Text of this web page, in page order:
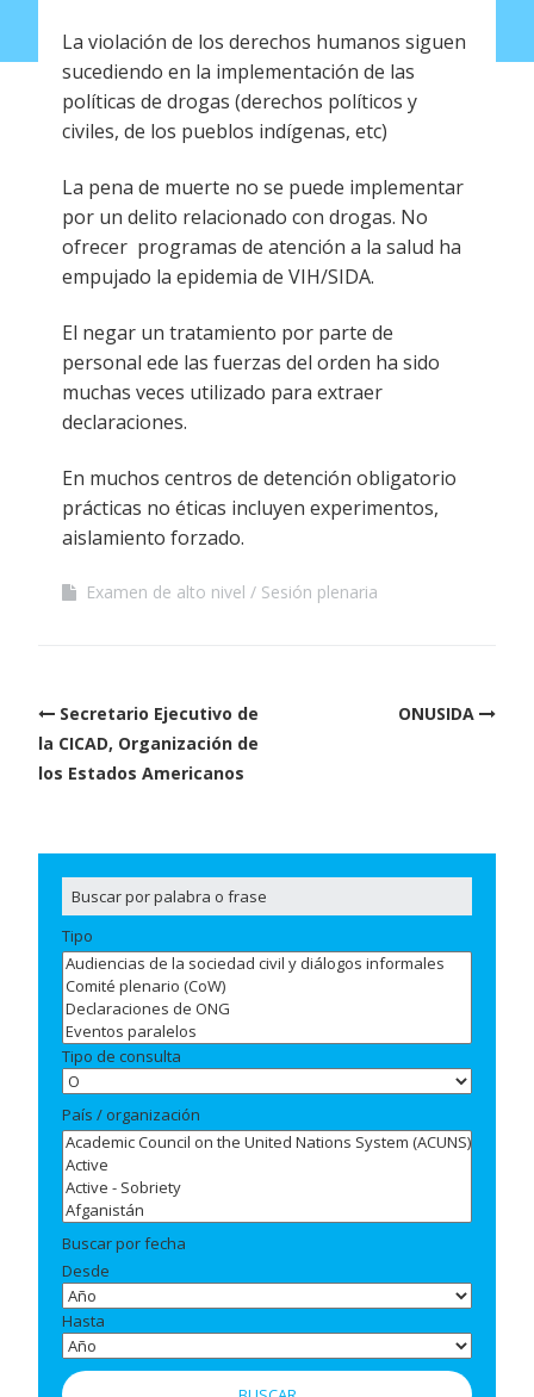
La violación de los derechos humanos siguen
sucediendo en la implementación de las
políticas de drogas (derechos políticos y
civiles, de los pueblos indígenas, etc)
La pena de muerte no se puede implementar
por un delito relacionado con drogas. No
ofrecer programas de atención a la salud ha
empujado la epidemia de VIH/SIDA.
El negar un tratamiento por parte de
personal ede las fuerzas del orden ha sido
muchas veces utilizado para extraer
declaraciones.
En muchos centros de detención obligatorio
prácticas no éticas incluyen experimentos,
aislamiento forzado.
Examen de alto nivel Sesión plenaria
Post
navigation
Secretario Ejecutivo de
la CICAD, Organización de
los Estados Americanos
ONUSIDA
Tipo
Tipo de consulta
País / organización
Buscar por fecha
Desde
Hasta